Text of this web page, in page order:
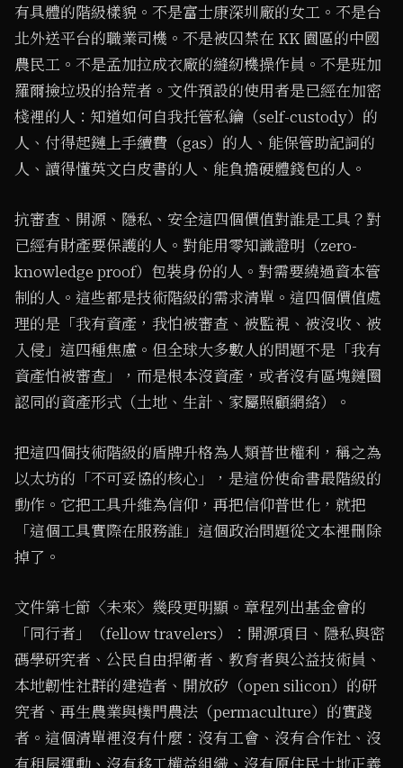
有具體的階級樣貌。不是富士康深圳廠的女工。不是台
北外送平台的職業司機。不是被囚禁在 KK 園區的中國
農民工。不是孟加拉成衣廠的縫紉機操作員。不是班加
羅爾撿垃圾的拾荒者。文件預設的使用者是已經在加密
棧裡的人：知道如何自我托管私鑰（self-custody）的
人、付得起鏈上手續費（gas）的人、能保管助記詞的
人、讀得懂英文白皮書的人、能負擔硬體錢包的人。
抗審查、開源、隱私、安全這四個價值對誰是工具？對
已經有財產要保護的人。對能用零知識證明（zero-
knowledge proof）包裝身份的人。對需要繞過資本管
制的人。這些都是技術階級的需求清單。這四個價值處
理的是「我有資產，我怕被審查、被監視、被沒收、被
入侵」這四種焦慮。但全球大多數人的問題不是「我有
資產怕被審查」，而是根本沒資產，或者沒有區塊鏈圈
認同的資產形式（土地、生計、家屬照顧網絡）。
把這四個技術階級的盾牌升格為人類普世權利，稱之為
以太坊的「不可妥協的核心」，是這份使命書最階級的
動作。它把工具升維為信仰，再把信仰普世化，就把
「這個工具實際在服務誰」這個政治問題從文本裡刪除
掉了。
文件第七節〈未來〉幾段更明顯。章程列出基金會的
「同行者」（fellow travelers）：開源項目、隱私與密
碼學研究者、公民自由捍衛者、教育者與公益技術員、
本地韌性社群的建造者、開放矽（open silicon）的研
究者、再生農業與樸門農法（permaculture）的實踐
者。這個清單裡沒有什麼：沒有工會、沒有合作社、沒